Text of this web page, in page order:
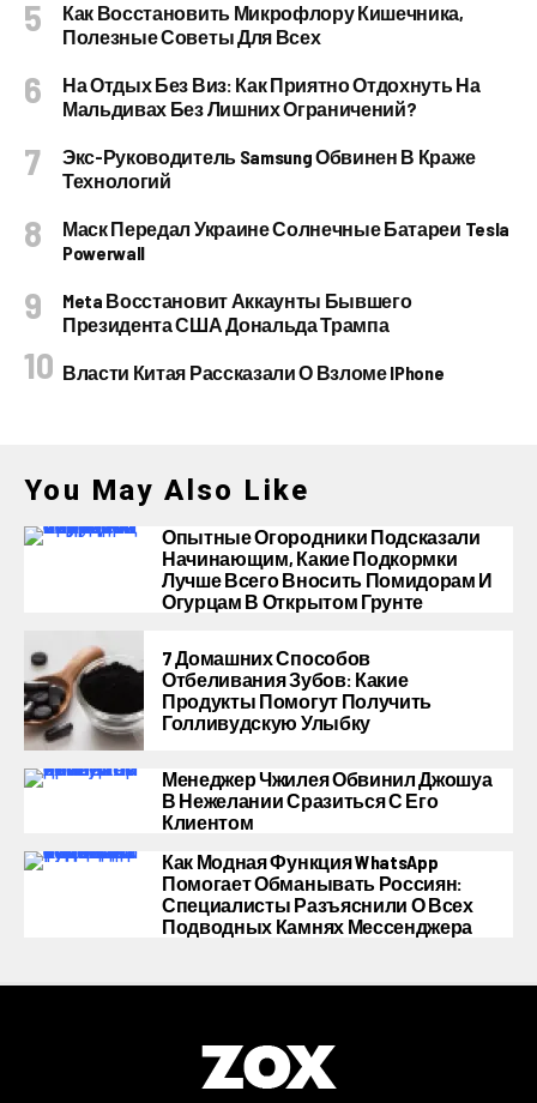
Как Восстановить Микрофлору Кишечника,
Полезные Советы Для Всех
На Отдых Без Виз: Как Приятно Отдохнуть На
Мальдивах Без Лишних Ограничений?
Экс-Руководитель Samsung Обвинен В Краже
Технологий
Маск Передал Украине Солнечные Батареи Tesla
Powerwall
Meta Восстановит Аккаунты Бывшего
Президента США Дональда Трампа
Власти Китая Рассказали О Взломе IPhone
You May Also Like
Опытные Огородники Подсказали
Начинающим, Какие Подкормки
Лучше Всего Вносить Помидорам И
Огурцам В Открытом Грунте
7 Домашних Способов
Отбеливания Зубов: Какие
Продукты Помогут Получить
Голливудскую Улыбку
Менеджер Чжилея Обвинил Джошуа
В Нежелании Сразиться С Его
Клиентом
Как Модная Функция WhatsApp
Помогает Обманывать Россиян:
Специалисты Разъяснили О Всех
Подводных Камнях Мессенджера